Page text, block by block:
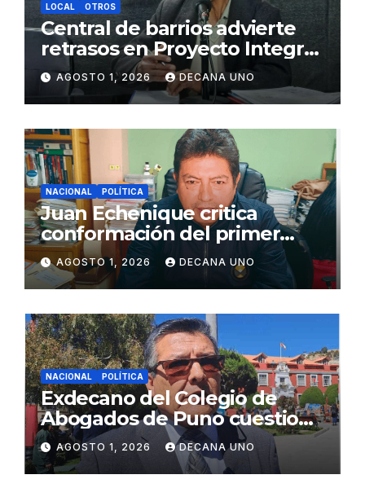
LOCAL OTROS
Central de barrios advierte
retrasos en Proyecto Integral
de Agua y Alcantarillado para
Juliaca
AGOSTO 1, 2026 DECANA UNO
NACIONAL POLÍTICA
Juan Echenique critica
conformación del primer
gabinete ministerial de Keiko
Fujimori
AGOSTO 1, 2026 DECANA UNO
NACIONAL POLÍTICA
Exdecano del Colegio de
Abogados de Puno cuestiona
propuestas sobre seguridad
ciudadana
AGOSTO 1, 2026 DECANA UNO